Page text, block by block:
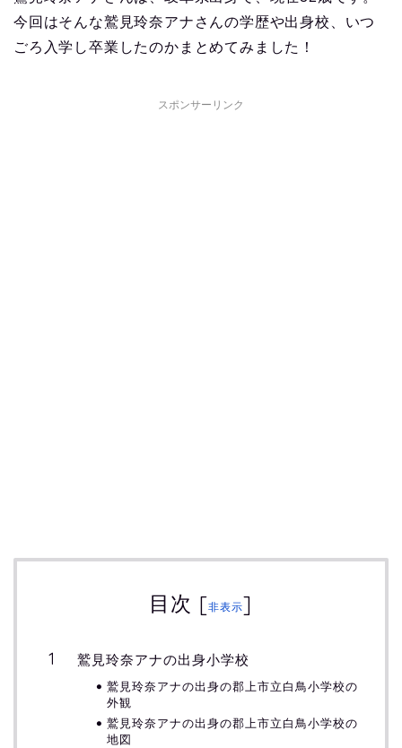
今回はそんな鷲見玲奈アナさんの学歴や出身校、いつ
ごろ入学し卒業したのかまとめてみました！
スポンサーリンク
目次 [非表示]
鷲見玲奈アナの出身小学校
鷲見玲奈アナの出身の郡上市立白鳥小学校の
外観
鷲見玲奈アナの出身の郡上市立白鳥小学校の
地図